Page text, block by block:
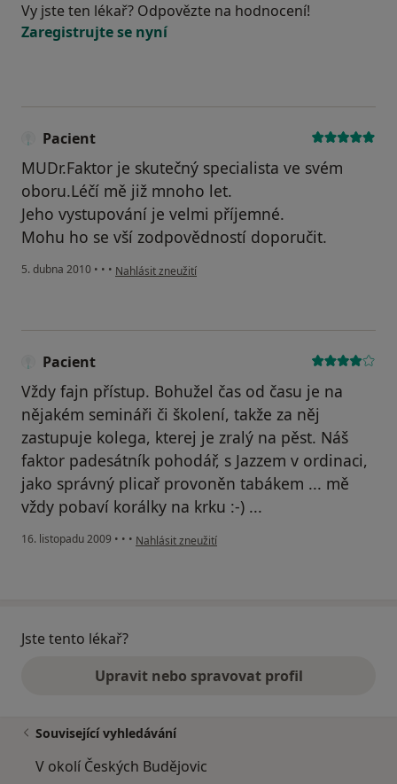
Vy jste ten lékař? Odpovězte na hodnocení!
Zaregistrujte se nyní
Pacient
MUDr.Faktor je skutečný specialista ve svém
oboru.Léčí mě již mnoho let.
Jeho vystupování je velmi příjemné.
Mohu ho se vší zodpovědností doporučit.
5. dubna 2010 • • • podle názoru uživatele Pacient
Nahlásit zneužití
Pacient
Vždy fajn přístup. Bohužel čas od času je na
nějakém semináři či školení, takže za něj
zastupuje kolega, kterej je zralý na pěst. Náš
faktor padesátník pohodář, s Jazzem v ordinaci,
jako správný plicař provoněn tabákem ... mě
vždy pobaví korálky na krku :-) ...
16. listopadu 2009 • • • podle názoru uživatele Pacient
Nahlásit zneužití
Jste tento lékař?
Upravit nebo spravovat profil
Související vyhledávání
V okolí Českých Budějovic